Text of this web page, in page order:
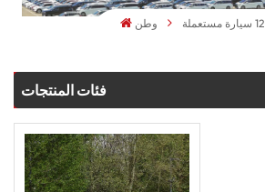
وطن
فئات المنتجات